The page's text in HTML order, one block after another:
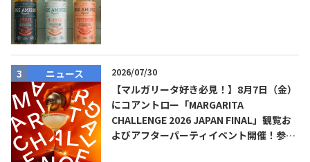
ニュース 2026/07/30
【マルガリータ好き必見！】8月7日（金）
にコアントロー「MARGARITA
CHALLENGE 2026 JAPAN FINAL」観覧お
よびアフターパーティイベント開催！参加